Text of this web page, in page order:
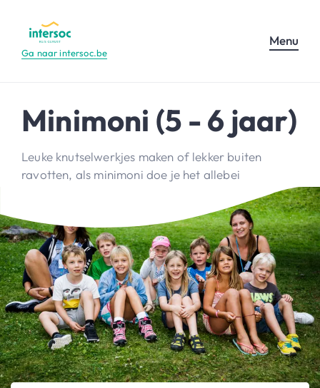
Ga naar intersoc.be
Menu
Minimoni (5 - 6 jaar)
Leuke knutselwerkjes maken of lekker buiten
ravotten, als minimoni doe je het allebei